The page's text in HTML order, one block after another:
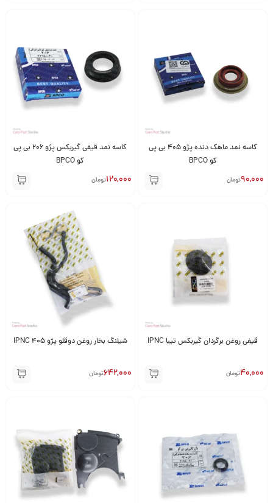
کاسه نمد ماهک دنده پژو 405 بی پی
کو BPCO
90,000تومان
کاسه نمد قیفی گیربکس پژو 206 بی پی
کو BPCO
120,000تومان
قیفی روغن برگردان گیربکس تیبا IPNC
40,000تومان
شیلنگ بخار روغن دوقلو پژو 405 IPNC
642,000تومان